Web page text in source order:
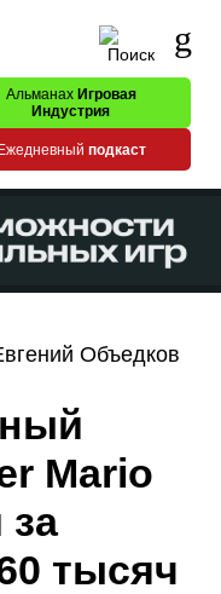
Альманах Игровая
Индустрия
подкаст
Объедков
Mario
за
тысяч